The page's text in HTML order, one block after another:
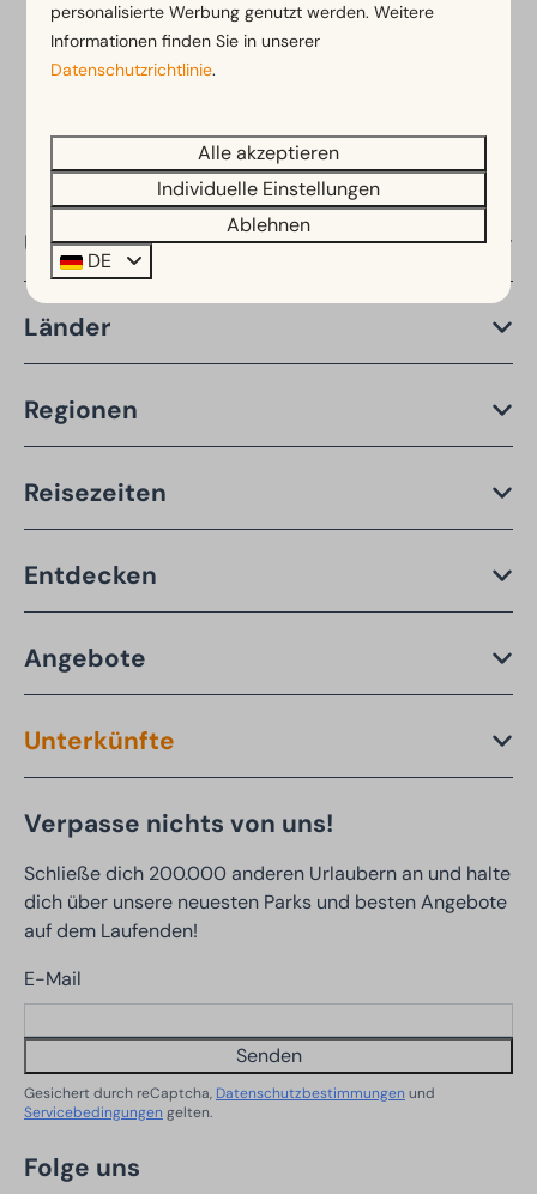
Sichere Bezahlung
Über EuroParcs
Länder
Regionen
Reisezeiten
Entdecken
Angebote
Unterkünfte
Verpasse nichts von uns!
Schließe dich 200.000 anderen Urlaubern an und halte
dich über unsere neuesten Parks und besten Angebote
auf dem Laufenden!
E-Mail
Senden
Gesichert durch reCaptcha, Datenschutzbestimmungen und
Servicebedingungen gelten.
Folge uns
personalisierte Werbung genutzt werden. Weitere
Informationen finden Sie in unserer
Datenschutzrichtlinie.
Alle akzeptieren
Individuelle Einstellungen
Ablehnen
DE